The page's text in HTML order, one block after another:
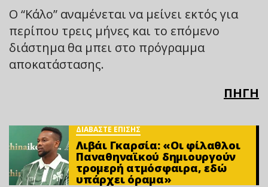
Ο “Κάλο” αναμένεται να μείνει εκτός για
περίπου τρεις μήνες και το επόμενο
διάστημα θα μπει στο πρόγραμμα
αποκατάστασης.
ΠΗΓΗ
ΔΙΑΒΑΣΤΕ ΕΠΙΣΗΣ
Λιβάι Γκαρσία: «Οι φίλαθλοι
Παναθηναϊκού δημιουργούν
τρομερή ατμόσφαιρα, εδώ
υπάρχει όραμα»